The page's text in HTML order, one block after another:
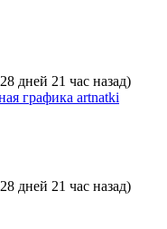
дней 21 час назад)
дней 21 час назад)